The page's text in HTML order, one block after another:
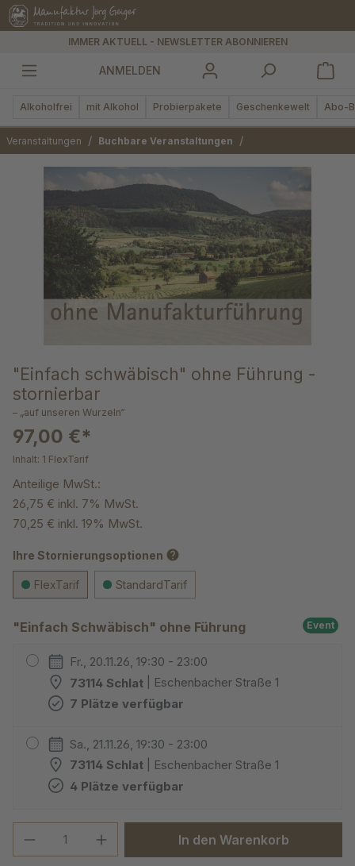
springen
IMMER AKTUELL - NEWSLETTER ABONNIEREN
ANMELDEN
Alkoholfrei mit Alkohol Probierpakete Geschenkewelt Abo-
Veranstaltungen / Buchbare Veranstaltungen /
Bildergalerie überspringen
"Einfach schwäbisch" ohne Führung -
stornierbar
– „auf unseren Wurzeln“
97,00 €*
Inhalt: 1 FlexTarif
Anteilige MwSt.:
26,75 € inkl. 7% MwSt.
70,25 € inkl. 19% MwSt.
Ihre Stornierungsoptionen help
FlexTarif StandardTarif
"Einfach Schwäbisch" ohne Führung Event
Fr., 20.11.26, 19:30 - 23:00
73114 Schlat | Eschenbacher Straße 1
7 Plätze verfügbar
Sa., 21.11.26, 19:30 - 23:00
73114 Schlat | Eschenbacher Straße 1
4 Plätze verfügbar
Produkt Anzahl: Gib den gewünschten
In den Warenkorb